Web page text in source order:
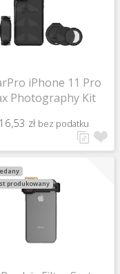
iPhone 11 Pro
Photography Kit
zł bez podatku
produkowany